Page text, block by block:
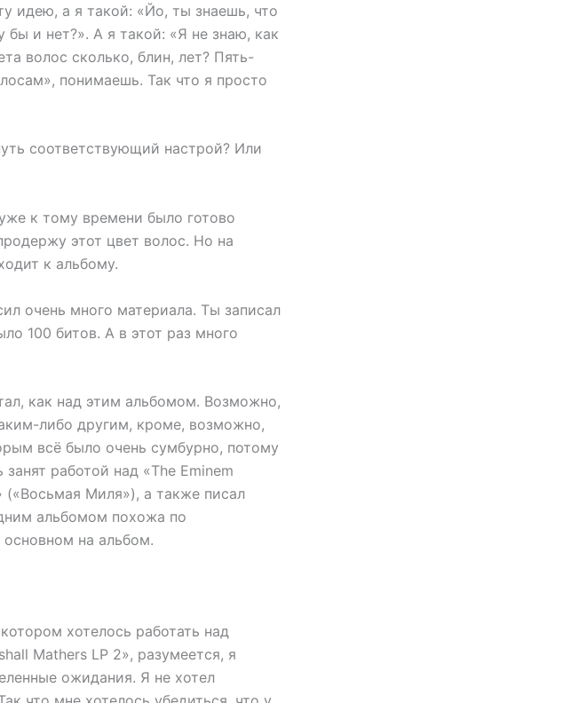
идею, а я такой: «Йо, ты знаешь, что
и нет?». А я такой: «Я не знаю, как
волос сколько, блин, лет? Пять-
понимаешь. Так что я просто
соответствующий настрой? Или
к тому времени было готово
этот цвет волос. Но на
к альбому.
очень много материала. Ты записал
100 битов. А в этот раз много
как над этим альбомом. Возможно,
либо другим, кроме, возможно,
всё было очень сумбурно, потому
работой над «The Eminem
Миля»), а также писал
альбомом похожа по
основном на альбом.
хотелось работать над
Mathers LP 2», разумеется, я
ожидания. Я не хотел